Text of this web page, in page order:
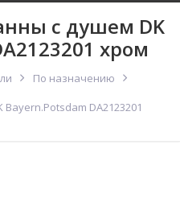
с душем DK
хром
По назначению
DA2123201